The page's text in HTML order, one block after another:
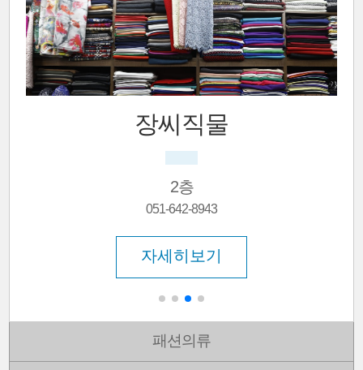
장씨직물
2층
051-642-8943
자세히보기
패션의류